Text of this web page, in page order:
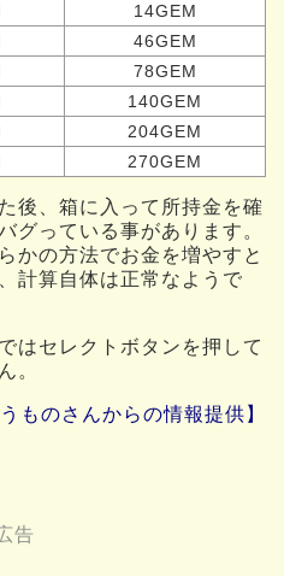
14GEM
46GEM
78GEM
140GEM
204GEM
270GEM
後、箱に入って所持金を確
グっている事があります。
かの方法でお金を増やすと
計算自体は正常なようで
はセレクトボタンを押して
。
ものさんからの情報提供】